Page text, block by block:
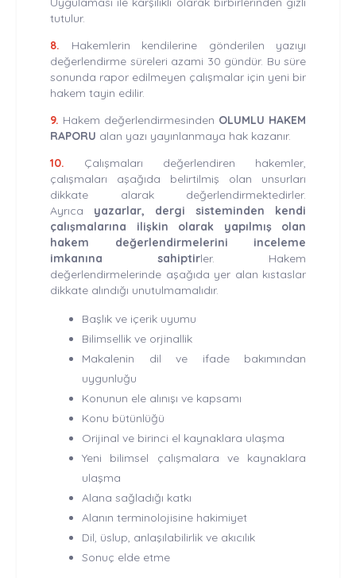
tutulur.
8. Hakemlerin kendilerine gönderilen yazıyı
değerlendirme süreleri azami 30 gündür. Bu süre
sonunda rapor edilmeyen çalışmalar için yeni bir
hakem tayin edilir.
9. Hakem değerlendirmesinden OLUMLU HAKEM
RAPORU alan yazı yayınlanmaya hak kazanır.
10.
Çalışmaları değerlendiren hakemler,
çalışmaları aşağıda belirtilmiş olan unsurları
dikkate alarak değerlendirmektedirler.
Ayrıca yazarlar, dergi sisteminden kendi
çalışmalarına ilişkin olarak yapılmış olan
hakem değerlendirmelerini inceleme
imkanına sahiptirler. Hakem
değerlendirmelerinde aşağıda yer alan kıstaslar
dikkate alındığı unutulmamalıdır.
Başlık ve içerik uyumu
Bilimsellik ve orjinallik
Makalenin dil ve ifade bakımından
uygunluğu
Konunun ele alınışı ve kapsamı
Konu bütünlüğü
Orijinal ve birinci el kaynaklara ulaşma
Yeni bilimsel çalışmalara ve kaynaklara
ulaşma
Alana sağladığı katkı
Alanın terminolojisine hakimiyet
Dil, üslup, anlaşılabilirlik ve akıcılık
Sonuç elde etme